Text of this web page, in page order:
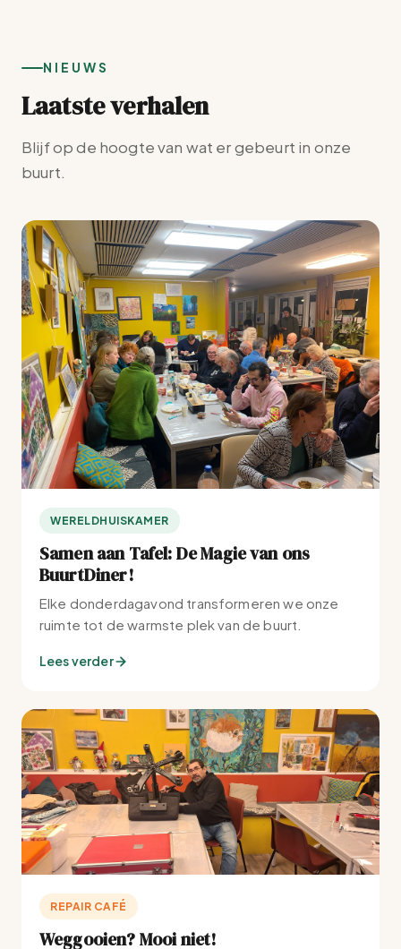
NIEUWS
Laatste verhalen
Blijf op de hoogte van wat er gebeurt in onze
buurt.
WERELDHUISKAMER
Samen aan Tafel: De Magie van ons
BuurtDiner!
Elke donderdagavond transformeren we onze
ruimte tot de warmste plek van de buurt.
Lees verder
REPAIR CAFÉ
Weggooien? Mooi niet!